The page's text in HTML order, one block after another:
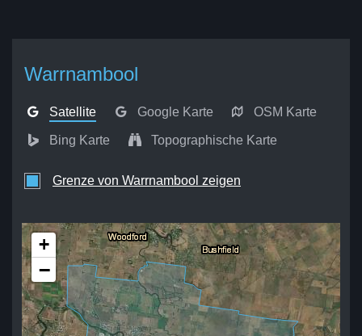
Warrnambool
Satellite Google Karte OSM Karte
Bing Karte Topographische Karte
Grenze von Warrnambool zeigen
+
−